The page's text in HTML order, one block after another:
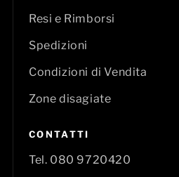
Resi e Rimborsi
Spedizioni
Condizioni di Vendita
Zone disagiate
CONTATTI
Tel. 080 9720420